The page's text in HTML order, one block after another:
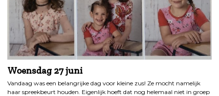
Woensdag 27juni
Vandaag was een belangrijke dag voor kleine zus! Ze mocht namelijk
haar spreekbeurt houden. Eigenlijk hoeft dat nog helemaal niet in groep